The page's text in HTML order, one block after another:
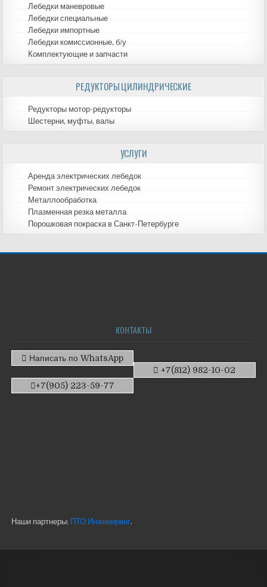
Лебедки маневровые
Лебедки специальные
Лебедки импортные
Лебедки комиссионные, б/у
Комплектующие и запчасти
РЕДУКТОРЫ ЦИЛИНДРИЧЕСКИЕ
Редукторы мотор-редукторы
Шестерни, муфты, валы
УСЛУГИ
Аренда электрических лебедок
Ремонт электрических лебедок
Металлообработка
Плазменная резка металла
Порошковая покраска в Санкт-Петербурге
КОНТАКТЫ
Написать по WhatsApp
+7(812) 982-10-02
+7(905) 223-59-77
Наши партнеры: ПТО Инжиниринг.